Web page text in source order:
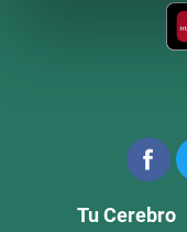
Tu Cerebro